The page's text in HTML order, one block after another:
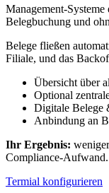
Management-
Belegbuchung und
Belege fließen
Filiale, und das
Übersicht über
Optional
Digitale Belege
Anbindung an
Ihr Ergebnis:
Compliance-Aufwand.
Termial konfigurieren